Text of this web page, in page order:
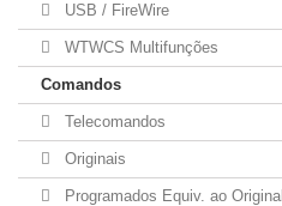
USB / FireWire
WTWCS Multifunções
Comandos
Telecomandos
Originais
Programados Equiv. ao Original